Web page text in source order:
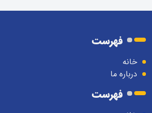
فهرست
خانه
درباره ما
فهرست